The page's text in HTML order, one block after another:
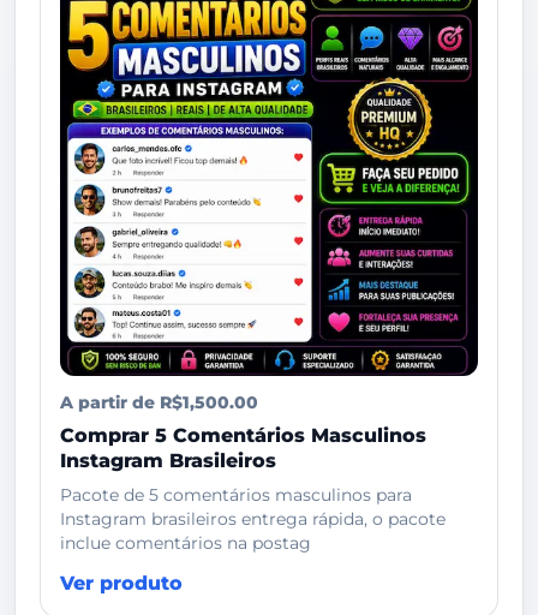
A partir de R$1,500.00
Comprar 5 Comentários Masculinos
Instagram Brasileiros
Pacote de 5 comentários masculinos para
Instagram brasileiros entrega rápida, o pacote
inclue comentários na postag
Ver produto